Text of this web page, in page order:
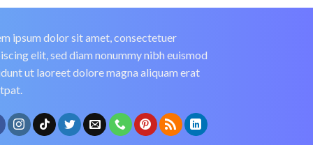
ipsum dolor sit amet, consectetuer
elit, sed diam nonummy nibh euismod
ut laoreet dolore magna aliquam erat